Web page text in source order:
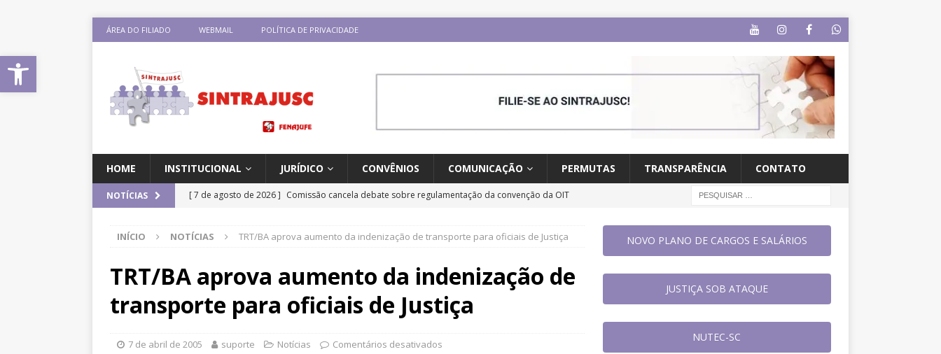
Abrir a barra de ferramentas
ÁREA DO FILIADO WEBMAIL POLÍTICA DE PRIVACIDADE
HOME INSTITUCIONAL JURÍDICO CONVÊNIOS COMUNICAÇÃO PERMUTAS TRANSPARÊNCIA CONTATO
NOTÍCIAS [ 7 de agosto de 2026 ] Comissão cancela debate sobre regulamentação da convenção da OIT
[ 7 de agosto de 2026 ] Salário e carreira: CNJ aprova proposta orçamentária para 2027 com
previsão de reajuste de 8%; Sintrajusc faz mobilização dia 13/8 pela derrubada do Veto 45/2025
DESTAQUES
[ 6 de agosto de 2026 ]
Sintrajusc participará do 20º Encontro Nacional de Aposentados e
INÍCIO NOTÍCIAS TRT/BA aprova aumento da indenização de transporte para oficiais de Justiça
TRT/BA aprova aumento da indenização de
transporte para oficiais de Justiça
7 de abril de 2005 suporte Notícias Comentários desativados
NOVO PLANO DE CARGOS E SALÁRIOS
JUSTIÇA SOB ATAQUE
NUTEC-SC